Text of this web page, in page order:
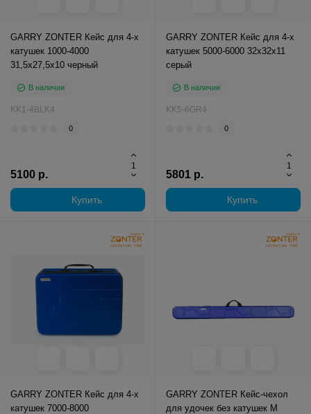
GARRY ZONTER Кейс для 4-х
катушек 1000-4000
31,5x27,5x10 черный
В наличии
KK1-4BLK4
0
5100 р.
Купить
GARRY ZONTER Кейс для 4-х
катушек 5000-6000 32х32х11
серый
В наличии
KK5-6GR4
0
5801 р.
Купить
GARRY ZONTER Кейс для 4-х
катушек 7000-8000
GARRY ZONTER Кейс-чехол
для удочек без катушек M